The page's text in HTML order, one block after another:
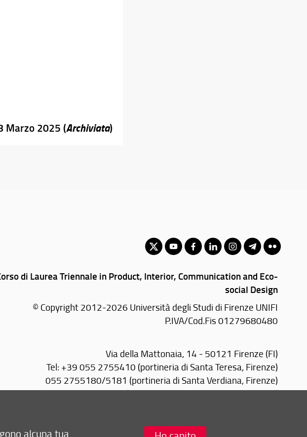
Marzo 2025 (Archiviata)
di Laurea Triennale in Product, Interior, Communication and Eco-
social Design
© Copyright 2012-2026 Università degli Studi di Firenze UNIFI
P.IVA/Cod.Fis 01279680480
Via della Mattonaia, 14 - 50121 Firenze (FI)
Tel: +39 055 2755410 (portineria di Santa Teresa, Firenze)
055 2755180/5181 (portineria di Santa Verdiana, Firenze)
055 2757079 (portineria Design Campus, Calenzano)
alcuna tua